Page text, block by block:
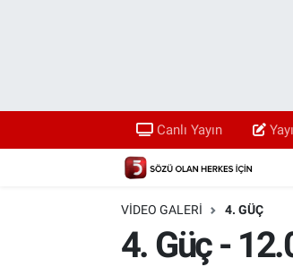
Canlı Yayın
VIDEO GALERI 4. GÜÇ
4. Güç -
Yayın Akışı
TV 5 Ekranı ve Arşiv